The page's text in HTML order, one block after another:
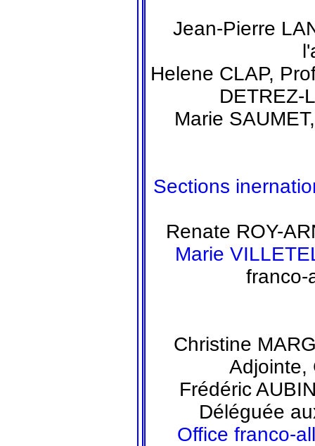
Jean-Pierre
Helene CLAP,
DETREZ-
Marie
Sections
Renate ROY-
Marie
Christine
Adjointe,
Frédéric
Déléguée
Office franco-